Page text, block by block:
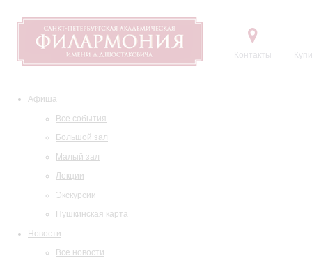
Контакты
Афиша
Все события
Большой зал
Малый зал
Лекции
Экскурсии
Пушкинская карта
Новости
Все новости